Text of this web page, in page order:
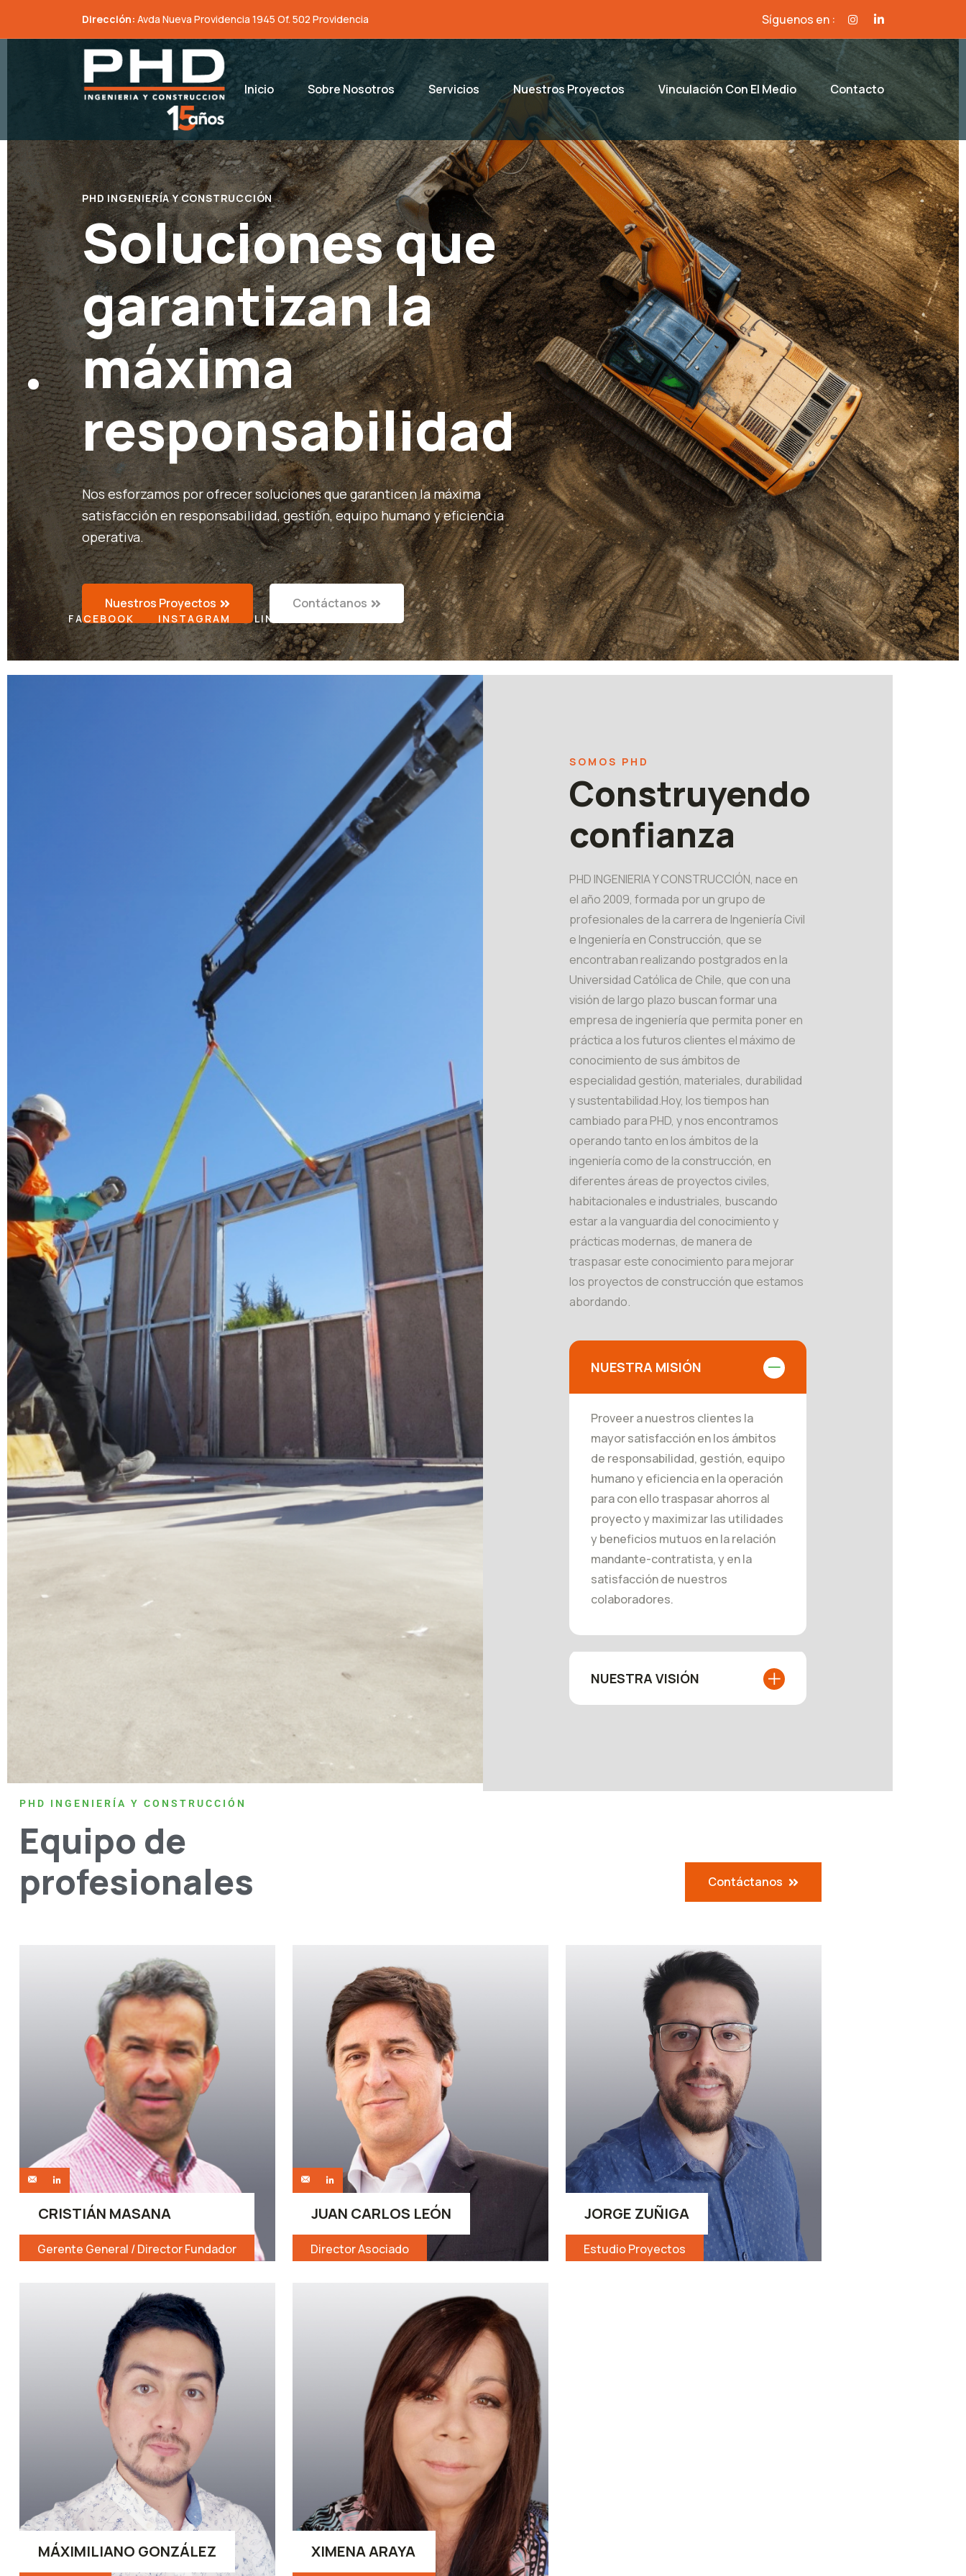
Dirección: Avda Nueva Providencia 1945 Of. 502 Providencia Síguenos en :
Inicio Sobre Nosotros Servicios Nuestros Proyectos Vinculación Con El Medio Contacto
PHD INGENIERÍA Y CONSTRUCCIÓN
Soluciones que
garantizan la
máxima
responsabilidad
Nos esforzamos por ofrecer soluciones que garanticen la máxima
satisfacción en responsabilidad, gestión, equipo humano y eficiencia
operativa.
Nuestros Proyectos Contáctanos
FACEBOOK INSTAGRAM LINKEDIN
SOMOS PHD
Construyendo
confianza
PHD INGENIERIA Y CONSTRUCCIÓN, nace en
el año 2009, formada por un grupo de
profesionales de la carrera de Ingeniería Civil
e Ingeniería en Construcción, que se
encontraban realizando postgrados en la
Universidad Católica de Chile, que con una
visión de largo plazo buscan formar una
empresa de ingeniería que permita poner en
práctica a los futuros clientes el máximo de
conocimiento de sus ámbitos de
especialidad gestión, materiales, durabilidad
y sustentabilidad.Hoy, los tiempos han
cambiado para PHD, y nos encontramos
operando tanto en los ámbitos de la
ingeniería como de la construcción, en
diferentes áreas de proyectos civiles,
habitacionales e industriales, buscando
estar a la vanguardia del conocimiento y
prácticas modernas, de manera de
traspasar este conocimiento para mejorar
los proyectos de construcción que estamos
abordando.
NUESTRA MISIÓN
Proveer a nuestros clientes la
mayor satisfacción en los ámbitos
de responsabilidad, gestión, equipo
humano y eficiencia en la operación
para con ello traspasar ahorros al
proyecto y maximizar las utilidades
y beneficios mutuos en la relación
mandante-contratista, y en la
satisfacción de nuestros
colaboradores.
NUESTRA VISIÓN
PHD INGENIERÍA Y CONSTRUCCIÓN
Equipo de
profesionales
Contáctanos
CRISTIÁN MASANA
Gerente General / Director Fundador
JUAN CARLOS LEÓN
Director Asociado
JORGE ZUÑIGA
Estudio Proyectos
MÁXIMILIANO GONZÁLEZ XIMENA ARAYA